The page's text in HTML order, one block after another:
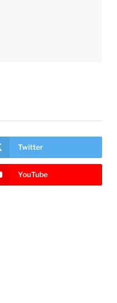
Twitter
YouTube